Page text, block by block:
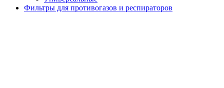
Фильтры для противогазов и респираторов